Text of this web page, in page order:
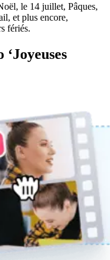
le 14 juillet, Pâques,
et plus encore,
fériés.